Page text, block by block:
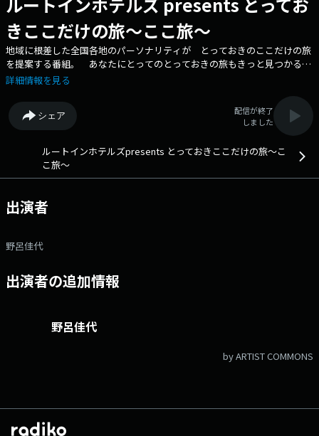
きここだけの旅～ここ旅～
地域に根差した全国各地のパーソナリティが とっておきのここだけの旅
を提案する番組。 あなたにとってのとっておきの旅もきっと見つかるは
ず。 番組Webサイト：https://www.tfm.co.jp/kokotabi/ メッセージ
グは「#ここ旅」 Xアカウントは「@kokotabi_tfm」
詳細情報を見る
シェア
配信が終了
しました
ルートインホテルズpresents とっておきここだけの旅～こ
こ旅～
出演者
野呂佳代
出演者の追加情報
野呂佳代
by ARTIST COMMONS